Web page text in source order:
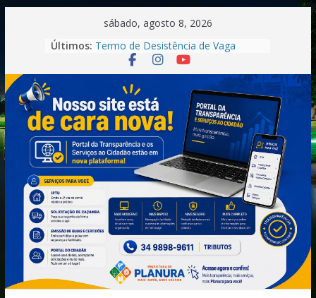
conteúdo
sábado, agosto 8, 2026
Últimos: Termo de Desistência de Vaga
Convocação Recepcionista-
Processo Seletivo nº 001/2026
Saúde.
Convocação do Processo Seletivo
n°01/2026 -Motorista
Boletim Informativo –
Tuberculose | Município de Planura-
MG (2025)